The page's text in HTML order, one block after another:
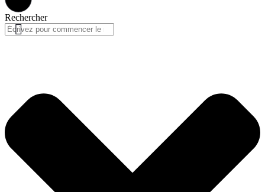
Rechercher